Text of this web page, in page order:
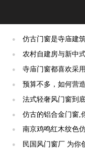
●
仿古门窗是寺庙建
终生【冠墅阳光】
●
农村自建房与新中
阳光】
●
寺庙门窗都喜欢采
吗？【冠墅阳光】
●
预算不多，如何营
阳光】
● 法式轻奢风门窗到
●
仿古的铝合金门窗,
【冠墅阳光】
●
南京鸡鸣红木纹色
光】
●
民国风门窗厂 为你创造尊贵别致的空间【冠